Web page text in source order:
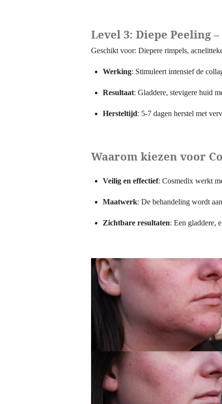
Level 3: Diepe Peeling
Geschikt voor: Diepere rimpels,
Werking: Stimuleert intensief de
Resultaat: Gladdere, stevigere huid
Hersteltijd: 5-7 dagen herstel met
Waarom kiezen voor
Veilig en effectief: Cosmedix werkt
Maatwerk: De behandeling wordt
Zichtbare resultaten: Een gladdere,